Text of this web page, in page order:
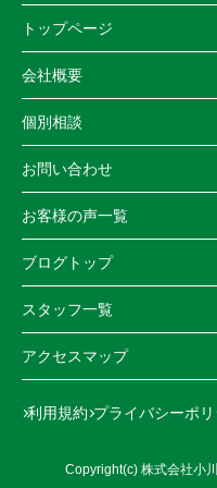
トップページ
会社概要
個別相談
お問い合わせ
お客様の声一覧
ブログトップ
スタッフ一覧
アクセスマップ
利用規約 プライバシーポ
Copyright(c) 株式会社小